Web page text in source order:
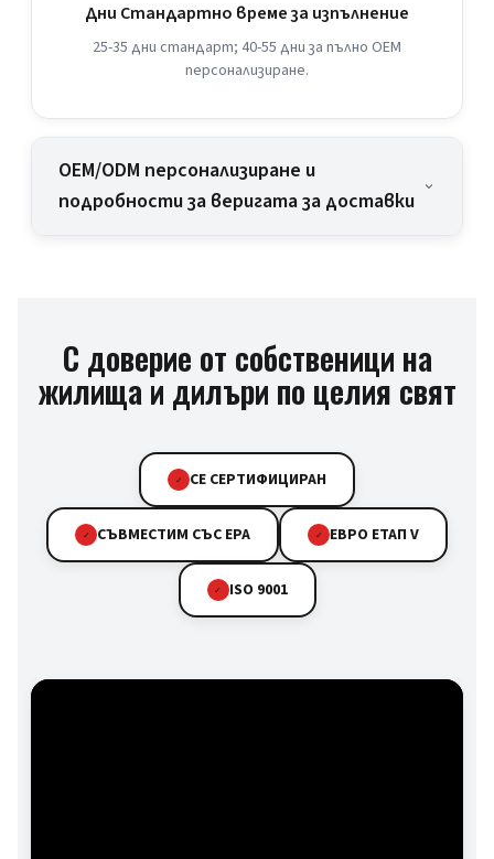
Дни Стандартно време за изпълнение
25-35 дни стандарт; 40-55 дни за пълно OEM
персонализиране.
OEM/ODM персонализиране и
подробности за веригата за доставки
С доверие от собственици на
жилища и дилъри по целия свят
✓ CE СЕРТИФИЦИРАН
✓ СЪВМЕСТИМ СЪС EPA ✓ ЕВРО ЕТАП V
✓ ISO 9001